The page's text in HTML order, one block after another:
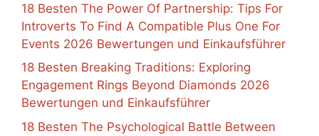
18 Besten The Power Of Partnership: Tips For
Introverts To Find A Compatible Plus One For
Events 2026 Bewertungen und Einkaufsführer
18 Besten Breaking Traditions: Exploring
Engagement Rings Beyond Diamonds 2026
Bewertungen und Einkaufsführer
18 Besten The Psychological Battle Between